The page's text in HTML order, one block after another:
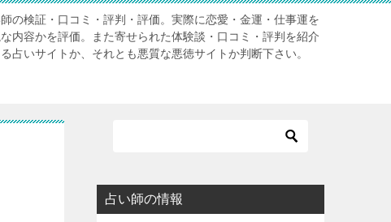
の検証・口コミ・評判・評価。実際に恋愛・金運・仕事運を
内容かを評価。また寄せられた体験談・口コミ・評判を紹介
占いサイトか、それとも悪質な悪徳サイトか判断下さい。
占い師の情報